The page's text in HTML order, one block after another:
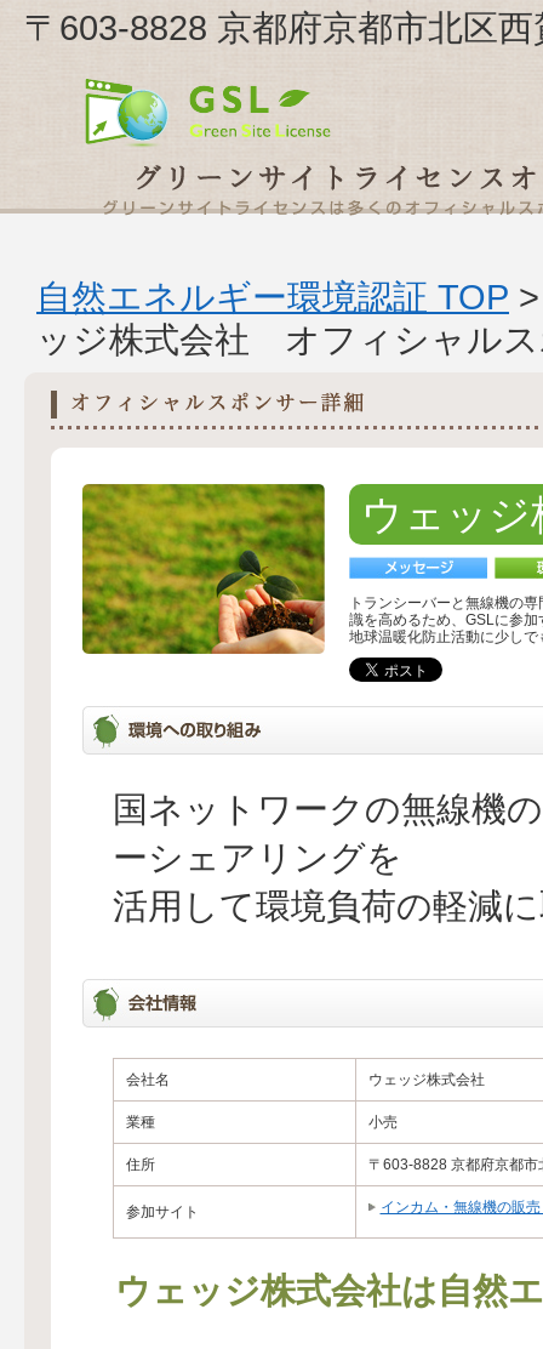
〒603-8828 京都府京都市北区
自然エネルギー環境認証 TOP
ッジ株式会社 オフィシャル
ウェッジ
トランシーバーと無線機の
識を高めるため、GSLに参
地球温暖化防止活動に少し
国ネットワークの無線機
ーシェアリングを
活用して環境負荷の軽減
会社名 ウェッジ株式会社
業種 小売
住所 〒603-8828 京都府京都市
参加サイト インカム・無線機の販
ウェッジ株式会社は自然